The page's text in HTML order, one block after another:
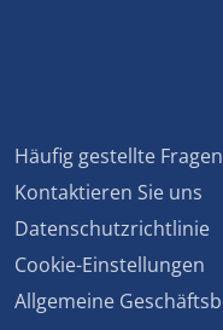
Häufig gestellte Fragen
Kontaktieren Sie uns
Datenschutzrichtlinie
Cookie-Einstellungen
Allgemeine